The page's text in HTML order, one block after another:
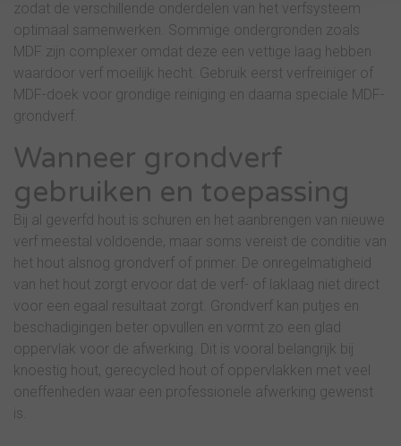
zodat de verschillende onderdelen van het verfsysteem
optimaal samenwerken. Sommige ondergronden zoals
MDF zijn complexer omdat deze een vettige laag hebben
waardoor verf moeilijk hecht. Gebruik eerst verfreiniger of
MDF-doek voor grondige reiniging en daarna speciale MDF-
grondverf.
Wanneer grondverf
gebruiken en toepassing
Bij al geverfd hout is schuren en het aanbrengen van nieuwe
verf meestal voldoende, maar soms vereist de conditie van
het hout alsnog grondverf of primer. De onregelmatigheid
van het hout zorgt ervoor dat de verf- of laklaag niet direct
voor een egaal resultaat zorgt. Grondverf kan putjes en
beschadigingen beter opvullen en vormt zo een glad
oppervlak voor de afwerking. Dit is vooral belangrijk bij
knoestig hout, gerecycled hout of oppervlakken met veel
oneffenheden waar een professionele afwerking gewenst
is.